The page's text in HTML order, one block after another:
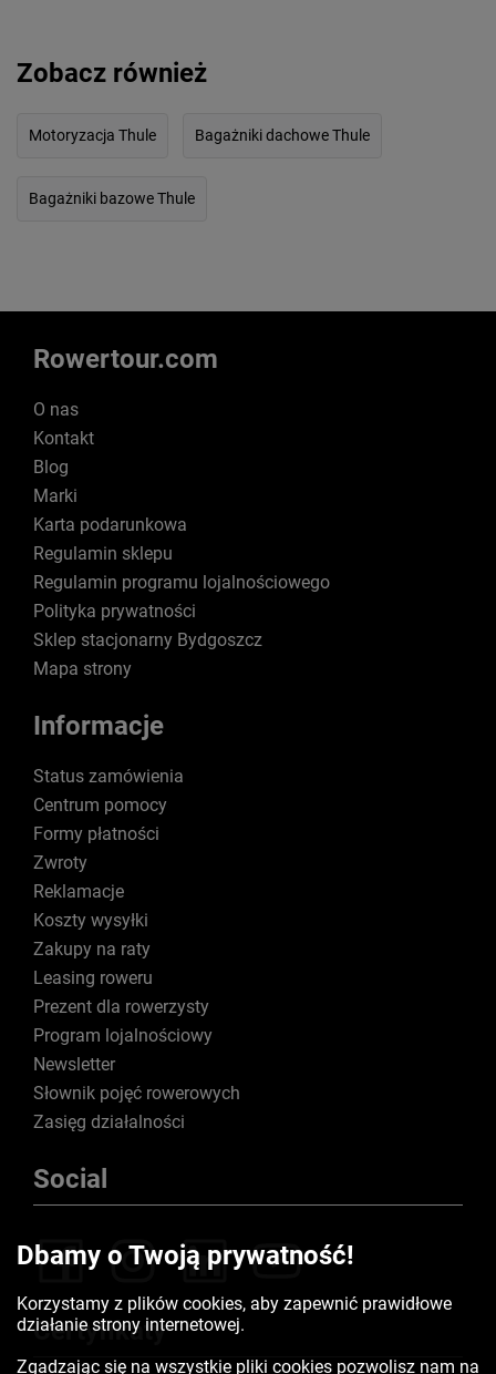
Zobacz również
Motoryzacja Thule Bagażniki dachowe Thule
Bagażniki bazowe Thule
Rowertour.com
O nas
Kontakt
Blog
Marki
Karta podarunkowa
Regulamin sklepu
Regulamin programu lojalnościowego
Polityka prywatności
Sklep stacjonarny Bydgoszcz
Mapa strony
Informacje
Status zamówienia
Centrum pomocy
Formy płatności
Zwroty
Reklamacje
Koszty wysyłki
Zakupy na raty
Leasing roweru
Prezent dla rowerzysty
Program lojalnościowy
Newsletter
Słownik pojęć rowerowych
Zasięg działalności
Social
Certyfikaty
Dbamy o Twoją prywatność!
Korzystamy z plików cookies, aby zapewnić prawidłowe
działanie strony internetowej.
Zgadzając się na wszystkie pliki cookies pozwolisz nam na